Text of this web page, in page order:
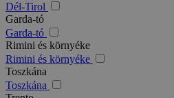
Dél-Tirol
Garda-tó
Garda-tó
Rimini és környéke
Rimini és környéke
Toszkána
Toszkána